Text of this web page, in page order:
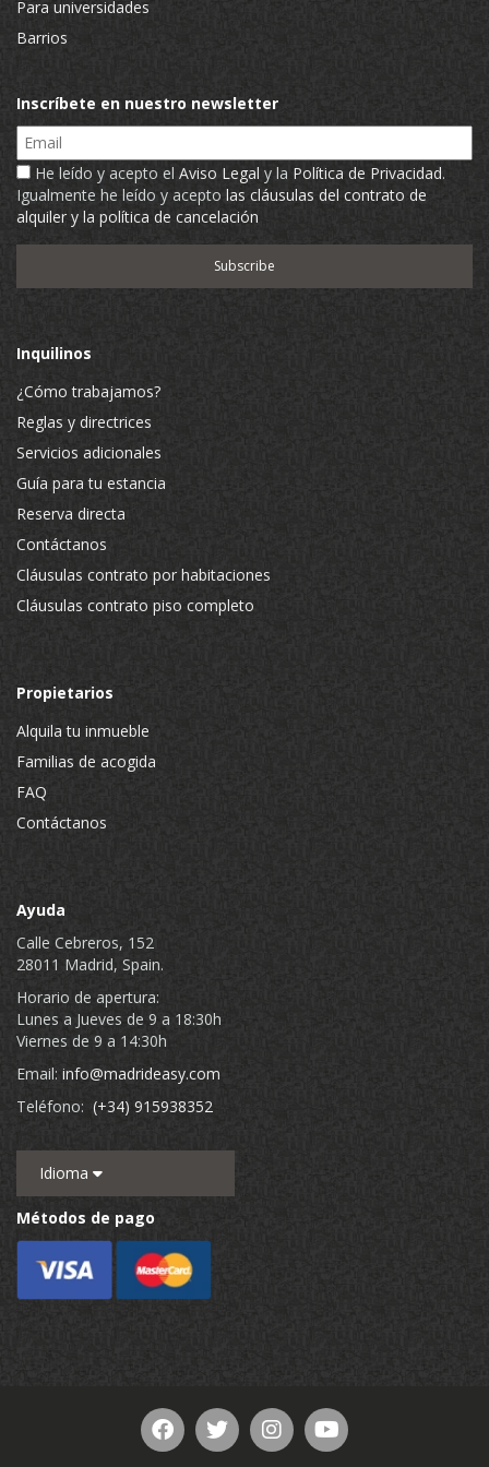
Para universidades
Barrios
Inscríbete en nuestro newsletter
Email
He leído y acepto el Aviso Legal y la Política de Privacidad.
Igualmente he leído y acepto las cláusulas del contrato de
alquiler y la política de cancelación
Inquilinos
¿Cómo trabajamos?
Reglas y directrices
Servicios adicionales
Guía para tu estancia
Reserva directa
Contáctanos
Cláusulas contrato por habitaciones
Cláusulas contrato piso completo
Propietarios
Alquila tu inmueble
Familias de acogida
FAQ
Contáctanos
Ayuda
Calle Cebreros, 152
28011 Madrid, Spain.
Horario de apertura:
Lunes a Jueves de 9 a 18:30h
Viernes de 9 a 14:30h
Email: info@madrideasy.com
Teléfono: (+34) 915938352
Idioma
Métodos de pago